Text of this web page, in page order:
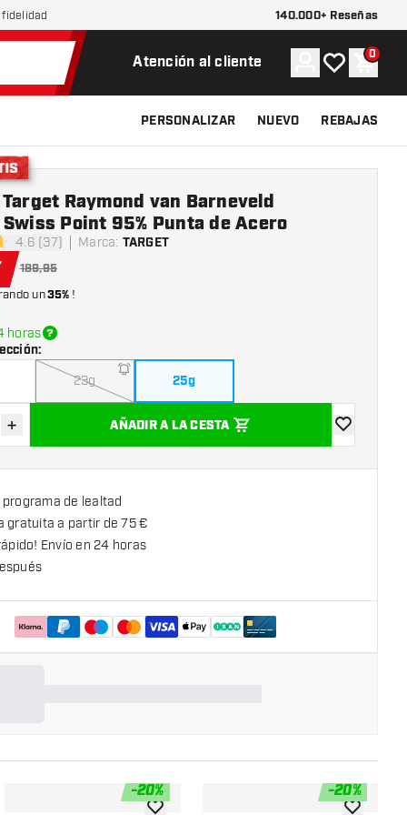
140.000+ Reseñas
Atención al cliente Cuenta
Mi lista de
0
PERSONALIZAR NUEVO REBAJAS
de puntuación
4.6 (37) Marca: TARGET
Raymond van Barneveld
Point 95% Punta de Acero
189,95
un35% !
horas
:
23g 25g
cantidad
Aumentar cantidad
+ AÑADIR A LA CESTA
añadir a la
de lealtad
gratuita a partir de 75 €
Envío en 24 horas
-20% -20%